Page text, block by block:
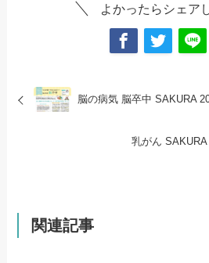
よかったらシェア
脳の病気 脳卒中 SAKURA
乳がん
関連記事